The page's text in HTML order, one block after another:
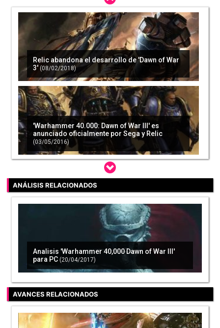
Relic abandona el desarrollo de 'Dawn of War
3' (08/02/2018)
'Warhammer 40.000: Dawn of War III' es
anunciado oficialmente por Sega y Relic
(03/05/2016)
'Dawn of War III' lanza su primer parche y
prepara otro enfocado al multijugador
ANÁLISIS RELACIONADOS
Analisis 'Warhammer 40,000 Dawn of War III'
para PC (20/04/2017)
AVANCES RELACIONADOS